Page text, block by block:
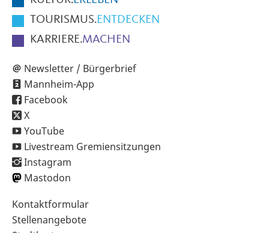
TOURISMUS.ENTDECKEN
KARRIERE.MACHEN
Newsletter / Bürgerbrief
Mannheim-App
Facebook
X
YouTube
Livestream Gremiensitzungen
Instagram
Mastodon
Sekundärnavigation
im
Kontaktformular
Stellenangebote